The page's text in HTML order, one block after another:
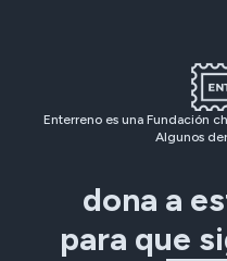
Enterreno es una Fundación
Algunos
dona a
para que